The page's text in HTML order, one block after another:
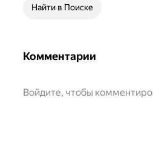
Найти в Поиске
Комментарии
Войдите, чтобы